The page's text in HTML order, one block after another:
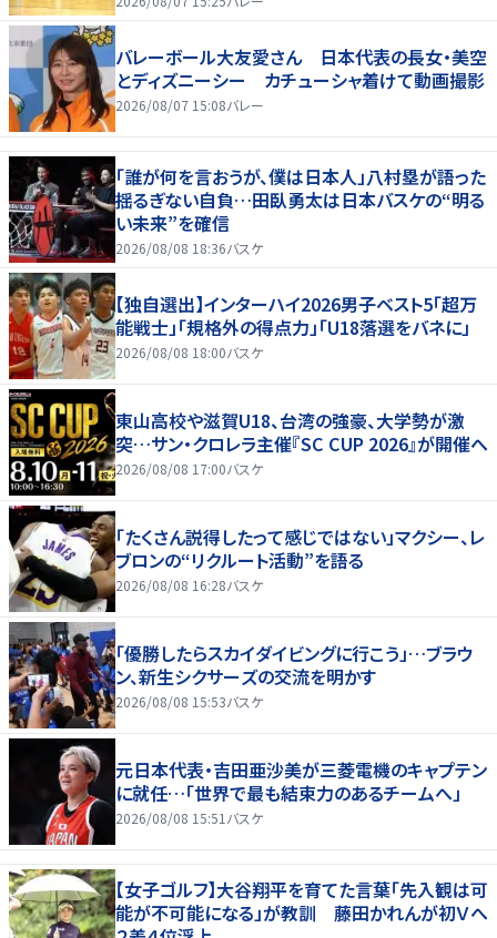
バレーボール大友愛さん 日本代表の長女・美空
とディズニーシー カチューシャ着けて動画撮影
2026/08/07 15:08バレー
「誰が何を言おうが、僕は日本人」八村塁が語った
揺るぎない自負…田臥勇太は日本バスケの“明る
い未来”を確信
2026/08/08 18:36バスケ
【独自選出】インターハイ2026男子ベスト5「超万
能戦士」「規格外の得点力」「U18落選をバネに」
2026/08/08 18:00バスケ
東山高校や滋賀U18、台湾の強豪、大学勢が激
突…サン・クロレラ主催『SC CUP 2026』が開催へ
2026/08/08 17:00バスケ
「たくさん説得したって感じではない」マクシー、レ
ブロンの“リクルート活動”を語る
2026/08/08 16:28バスケ
「優勝したらスカイダイビングに行こう」…ブラウ
ン、新生シクサーズの交流を明かす
2026/08/08 15:53バスケ
元日本代表・吉田亜沙美が三菱電機のキャプテン
に就任…「世界で最も結束力のあるチームへ」
2026/08/08 15:51 バスケ
【女子ゴルフ】大谷翔平を育てた言葉「先入観は可
能が不可能になる」が教訓 藤田かれんが初Ｖへ